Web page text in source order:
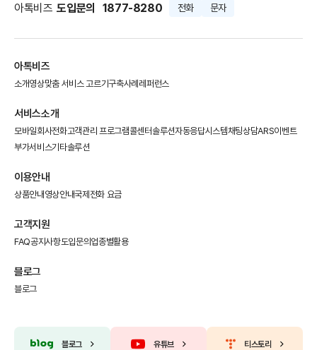
아톡비즈 도입문의 1877-8280 전화 문자
아톡비즈
소개영상맞춤 서비스 고르기구축사례 레퍼런스
서비스소개
모바일회사전화고객관리 프로그램콜센터솔루션자동응답시스템채팅상담ARS이벤트
부가서비스기타솔루션
이용안내
상품안내 영상안내국제전화 요금
고객지원
FAQ공지사항도입문의 업종별활용
블로그
블로그
블로그 유튜브 티스토리